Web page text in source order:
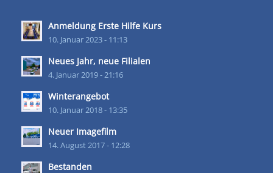
Anmeldung Erste Hilfe Kurs
10. Januar 2023 - 11:13
Neues Jahr, neue Filialen
4. Januar 2019 - 21:16
Winterangebot
10. Januar 2018 - 13:35
Neuer Imagefilm
14. August 2017 - 12:28
Bestanden